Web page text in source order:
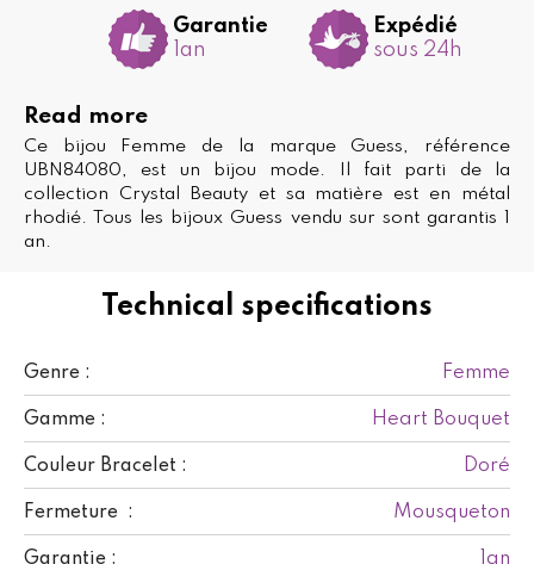
Technical specifications
Genre : Femme
Gamme : Heart Bouquet
Couleur Bracelet : Doré
Fermeture : Mousqueton
Garantie : 1an
Garantie
1an
Expédié
sous 24h
Read more
Ce bijou Femme de la marque Guess, référence
UBN84080, est un bijou mode. Il fait parti de la
collection Crystal Beauty et sa matière est en métal
rhodié. Tous les bijoux Guess vendu sur sont garantis 1
an.